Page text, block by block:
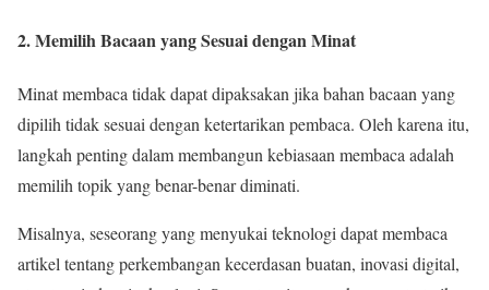
2. Memilih Bacaan yang Sesuai dengan Minat
Minat membaca tidak dapat dipaksakan jika bahan bacaan yang
dipilih tidak sesuai dengan ketertarikan pembaca. Oleh karena itu,
langkah penting dalam membangun kebiasaan membaca adalah
memilih topik yang benar-benar diminati.
Misalnya, seseorang yang menyukai teknologi dapat membaca
artikel tentang perkembangan kecerdasan buatan, inovasi digital,